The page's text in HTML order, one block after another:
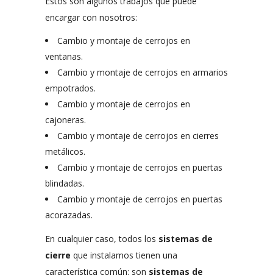
encargar con nosotros:
Cambio y montaje de cerrojos en
ventanas.
Cambio y montaje de cerrojos en armarios
empotrados.
Cambio y montaje de cerrojos en
cajoneras.
Cambio y montaje de cerrojos en cierres
metálicos.
Cambio y montaje de cerrojos en puertas
blindadas.
Cambio y montaje de cerrojos en puertas
acorazadas.
En cualquier caso, todos los sistemas de
cierre que instalamos tienen una
característica común: son sistemas de